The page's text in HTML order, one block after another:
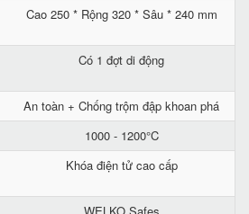
Cao 250 * Rộng 320 * Sâu * 240 mm
Có 1 đợt di động
An toàn + Chống trộm đập khoan phá
1000 - 1200°C
Khóa điện tử cao cấp